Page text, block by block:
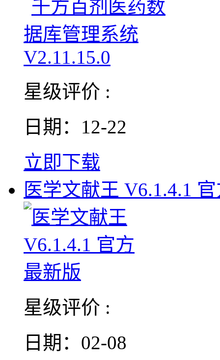
星级评价 :
日期：12-22
立即下载
医学文献王 V6.1.4.1
星级评价 :
日期：02-08